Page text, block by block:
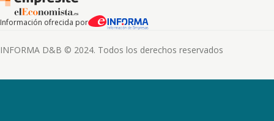
Información ofrecida por
INFORMA D&B © 2024. Todos los derechos reservados